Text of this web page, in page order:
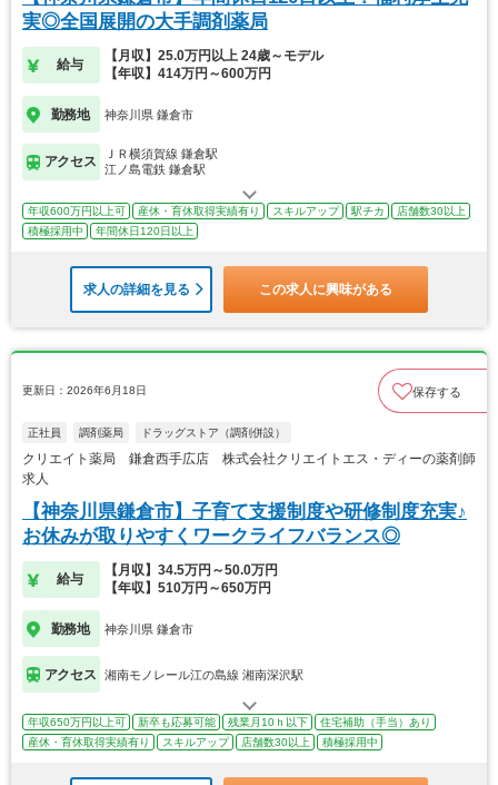
実◎全国展開の大手調剤薬局
給与
【月収】25.0万円以上 24歳～モデル
【年収】414万円～600万円
勤務地 神奈川県 鎌倉市
アクセス
ＪＲ横須賀線 鎌倉駅
江ノ島電鉄 鎌倉駅
年収600万円以上可 産休・育休取得実績有り スキルアップ 駅チカ
店舗数30以上
積極採用中
年間休日120日以上
求人の詳細を見る この求人に興味がある
更新日：2026年6月18日 保存する
正社員 調剤薬局 ドラッグストア（調剤併設）
クリエイト薬局 鎌倉西手広店 株式会社クリエイトエス・ディーの薬剤師
求人
【神奈川県鎌倉市】子育て支援制度や研修制度充実♪
お休みが取りやすくワークライフバランス◎
給与
【月収】34.5万円～50.0万円
【年収】510万円～650万円
勤務地 神奈川県 鎌倉市
アクセス 湘南モノレール江の島線 湘南深沢駅
年収650万円以上可 新卒も応募可能 残業月10ｈ以下
住宅補助（手当）あり
産休・育休取得実績有り
スキルアップ 店舗数30以上 積極採用中